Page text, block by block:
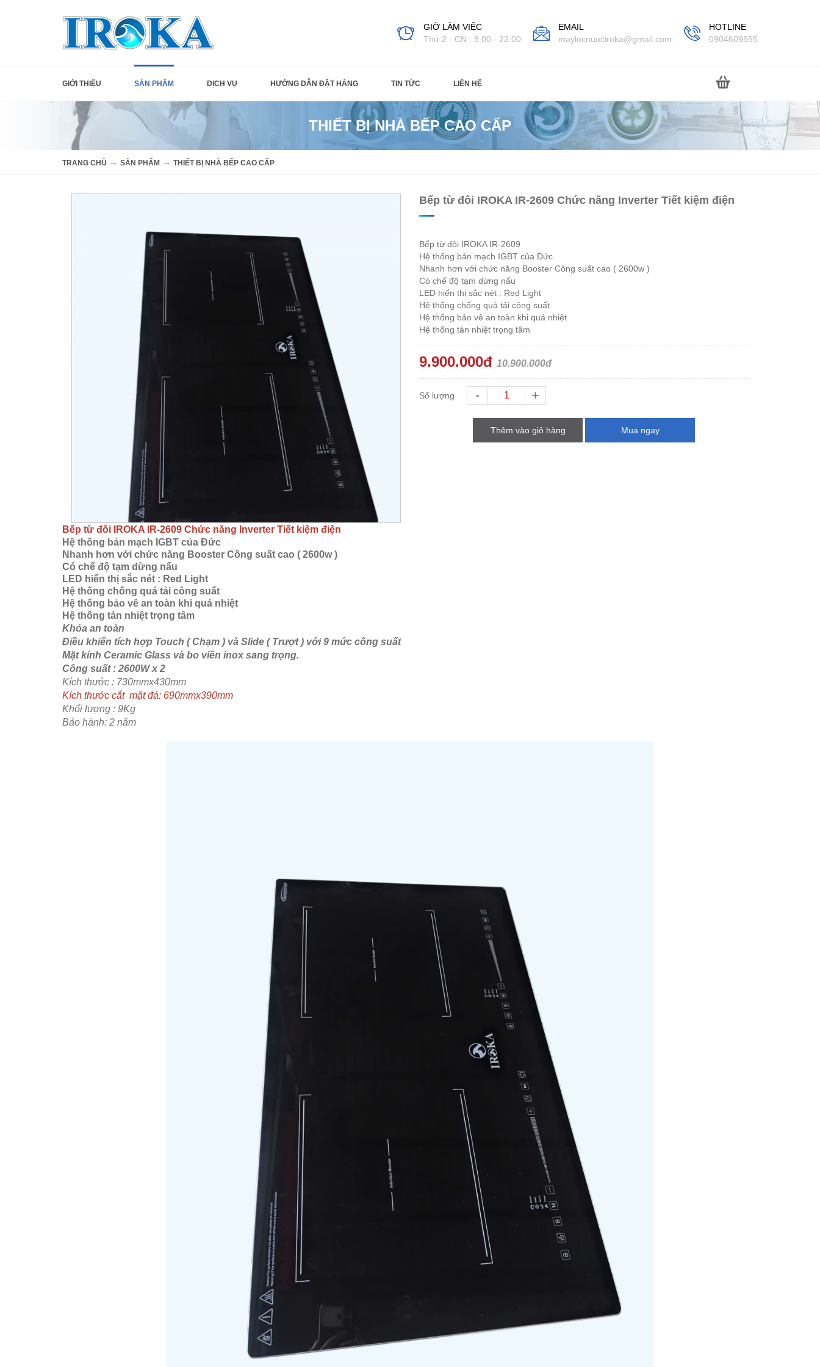
HOTLINE
0904609555
EMAIL
maylocnuociroka@gmail.com
GIỜ LÀM VIỆC
Thứ 2 - CN : 8:00 - 22:00
GIỚI THIỆU SẢN PHẨM DỊCH VỤ HƯỚNG DẪN ĐẶT HÀNG TIN TỨC LIÊN HỆ
THIẾT BỊ NHÀ BẾP CAO CẤP
TRANG CHỦ → SẢN PHẨM → THIẾT BỊ NHÀ BẾP CAO CẤP
Bếp từ đôi IROKA IR-2609 Chức năng Inverter Tiết kiệm điện
Bếp từ đôi IROKA IR-2609
Hệ thống bản mạch IGBT của Đức
Nhanh hơn với chức năng Booster Công suất cao ( 2600w )
Có chế độ tạm dừng nấu
LED hiển thị sắc nét : Red Light
Hệ thống chống quá tải công suất
Hệ thống bảo vê an toàn khi quá nhiệt
Hệ thống tản nhiệt trọng tâm
9.900.000đ 10.900.000đ
Số lượng - +
Thêm vào giỏ hàng Mua ngay
Bếp từ đôi IROKA IR-2609 Chức năng Inverter Tiết kiệm điện
Hệ thống bản mạch IGBT của Đức
Nhanh hơn với chức năng Booster Công suất cao ( 2600w )
Có chế độ tạm dừng nấu
LED hiển thị sắc nét : Red Light
Hệ thống chống quá tải công suất
Hệ thống bảo vê an toàn khi quá nhiệt
Hệ thống tản nhiệt trọng tâm
Khóa an toàn
Điều khiển tích hợp Touch ( Chạm ) và Slide ( Trượt ) với 9 mức công suất
Mặt kính Ceramic Glass và bo viền inox sang trọng.
Công suất : 2600W x 2
Kích thước : 730mmx430mm
Kích thước cắt mặt đá: 690mmx390mm
Khối lượng : 9Kg
Bảo hành: 2 năm